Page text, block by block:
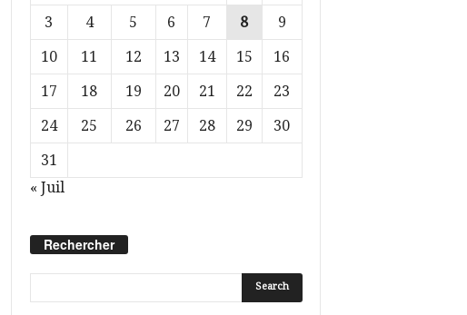
3
4 5 6 7 8
9
10
11 12 13 14 15
16
17
18 19 20 21 22
23
24
25 26 27 28 29
30
31
« Juil
Rechercher